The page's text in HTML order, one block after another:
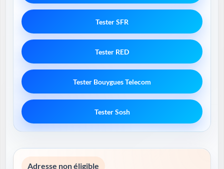
Tester SFR
Tester RED
Tester Bouygues Telecom
Tester Sosh
Adresse non éligible